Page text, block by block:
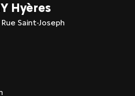
Hyères
Saint-Joseph